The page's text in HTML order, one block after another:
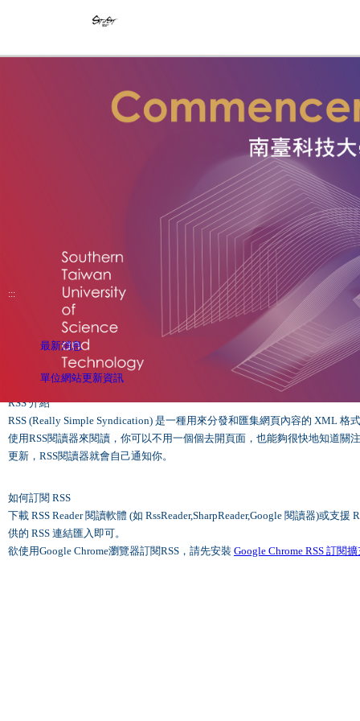
::: 單位
RSS公告內容為公告發布日期迄今一年內之公告內容
最新消息
單位網站更新資訊
RSS 介紹
RSS (Really Simple Syndication) 是一種用來分發和匯集網頁內容的 XML
使用RSS閱讀器來閱讀，你可以不用一個個去開頁面，也能夠很快地知道
更新，RSS閱讀器就會自己通知你。
如何訂閱 RSS
下載 RSS Reader 閱讀軟體 (如 RssReader,SharpReader,Google 閱讀器)或
供的 RSS 連結匯入即可。
欲使用Google Chrome瀏覽器訂閱RSS，請先安裝 Google Chrome RSS 訂閱